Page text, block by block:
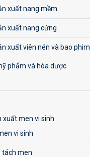
xuất nang mềm
xuất nang cứng
xuất viên nén và bao phim
phẩm và hóa dược
xuất men vi sinh
vi sinh
tách men